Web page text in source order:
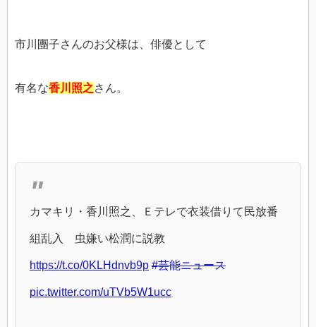
市川團子さんのお父様は、俳優として
有名な香川照之さん。
カマキリ・香川照之、Ｅテレで衣装借りて民放番
組乱入 虫嫌い松潤に説教
https://t.co/0KLHdnvb9p #芸能ニュース
pic.twitter.com/uTVb5W1ucc